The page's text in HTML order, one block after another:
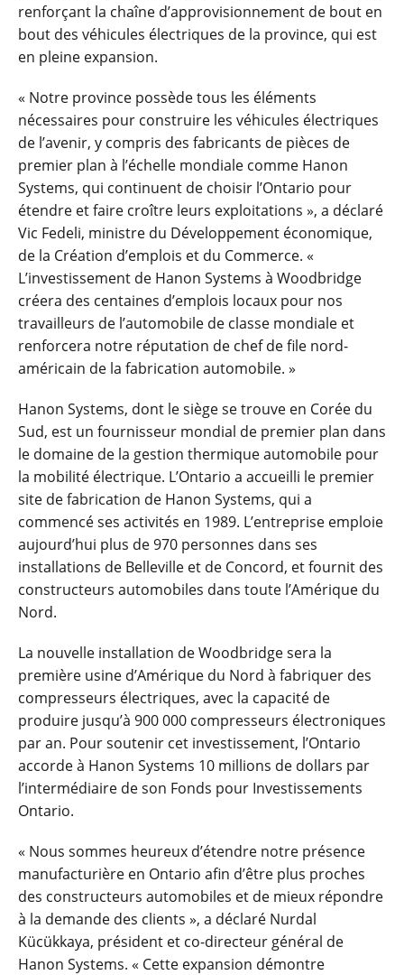
renforçant la chaîne d’approvisionnement de bout en
bout des véhicules électriques de la province, qui est
en pleine expansion.
« Notre province possède tous les éléments
nécessaires pour construire les véhicules électriques
de l’avenir, y compris des fabricants de pièces de
premier plan à l’échelle mondiale comme Hanon
Systems, qui continuent de choisir l’Ontario pour
étendre et faire croître leurs exploitations », a déclaré
Vic Fedeli, ministre du Développement économique,
de la Création d’emplois et du Commerce. «
L’investissement de Hanon Systems à Woodbridge
créera des centaines d’emplois locaux pour nos
travailleurs de l’automobile de classe mondiale et
renforcera notre réputation de chef de file nord-
américain de la fabrication automobile. »
Hanon Systems, dont le siège se trouve en Corée du
Sud, est un fournisseur mondial de premier plan dans
le domaine de la gestion thermique automobile pour
la mobilité électrique. L’Ontario a accueilli le premier
site de fabrication de Hanon Systems, qui a
commencé ses activités en 1989. L’entreprise emploie
aujourd’hui plus de 970 personnes dans ses
installations de Belleville et de Concord, et fournit des
constructeurs automobiles dans toute l’Amérique du
Nord.
La nouvelle installation de Woodbridge sera la
première usine d’Amérique du Nord à fabriquer des
compresseurs électriques, avec la capacité de
produire jusqu’à 900 000 compresseurs électroniques
par an. Pour soutenir cet investissement, l’Ontario
accorde à Hanon Systems 10 millions de dollars par
l’intermédiaire de son Fonds pour Investissements
Ontario.
« Nous sommes heureux d’étendre notre présence
manufacturière en Ontario afin d’être plus proches
des constructeurs automobiles et de mieux répondre
à la demande des clients », a déclaré Nurdal
Kücükkaya, président et co-directeur général de
Hanon Systems. « Cette expansion démontre